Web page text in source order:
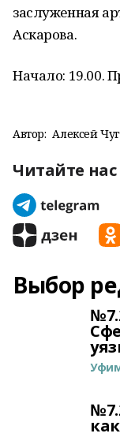
заслуженная
Аскарова.
Начало: 19.00.
Автор: Алексей
Читайте нас
Выбор